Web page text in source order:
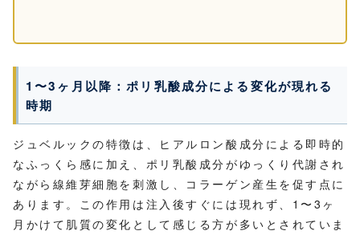
1〜3ヶ月以降：ポリ乳酸成分による変化が現れる
時期
ジュベルックの特徴は、ヒアルロン酸成分による即時的
なふっくら感に加え、ポリ乳酸成分がゆっくり代謝され
ながら線維芽細胞を刺激し、コラーゲン産生を促す点に
あります。この作用は注入後すぐには現れず、1〜3ヶ
月かけて肌質の変化として感じる方が多いとされていま